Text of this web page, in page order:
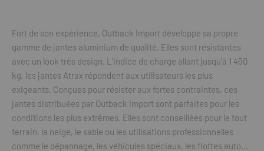
Fort de son expérience, Outback Import développe sa propre
gamme de jantes aluminium de qualité. Elles sont résistantes
avec un look très design. L’indice de charge allant jusqu’à 1 450
kg, les jantes Atrax répondent aux utilisateurs les plus
exigeants. Conçues pour résister aux fortes contraintes, ces
jantes distribuées par Outback Import sont parfaites pour les
conditions les plus extrêmes. Elles sont conseillées pour le tout
terrain, la neige, le sable ou les utilisations professionnelles
comme le dépannage, les véhicules spéciaux, les flottes auto…